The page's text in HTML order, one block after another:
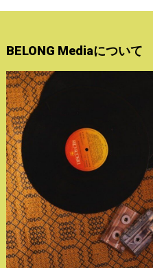
BELONG Mediaについて